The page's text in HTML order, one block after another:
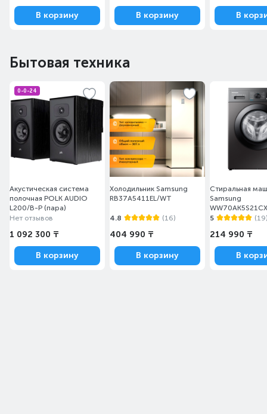
В корзину В корзину В
Бытовая техника
0-0-24
Акустическая система
полочная POLK AUDIO
L200/B-P (пара)
Нет отзывов
1 092 300 ₸
В корзину
Холодильник Samsung
RB37A5411EL/WT
4.8 (16)
404 990 ₸
В корзину
Стиральная
Samsung
5
214 990 ₸
В